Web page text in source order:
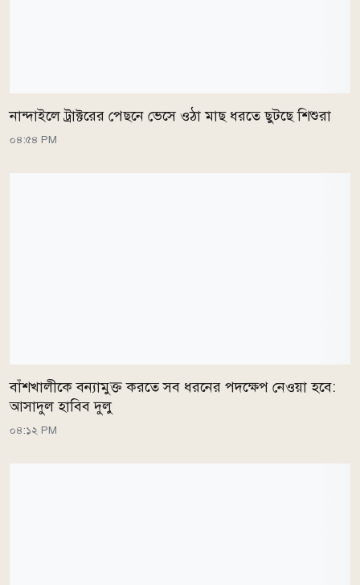
নান্দাইলে ট্রাক্টরের পেছনে ভেসে ওঠা মাছ ধরতে ছুটছে শিশুরা
০৪:৫৪ PM
বাঁশখালীকে বন্যামুক্ত করতে সব ধরনের পদক্ষেপ নেওয়া হবে:
আসাদুল হাবিব দুলু
০৪:১২ PM